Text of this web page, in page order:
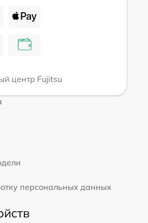
центр Fujitsu
персональных данных